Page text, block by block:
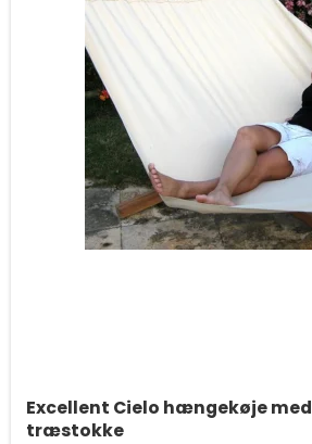
Excellent Cielo hængekøje med
træstokke